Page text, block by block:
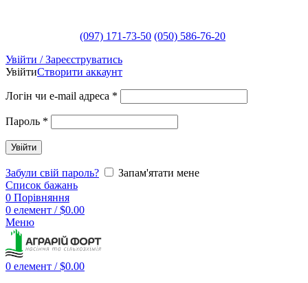
(097) 171-73-50 (050) 586-76-20
Увійти / Зареєструватись
УвійтиСтворити аккаунт
Логін чи e-mail адреса *
Пароль *
Увійти
Забули свій пароль?
Запам'ятати мене
Список бажань
0 Порівняння
0 елемент / $0.00
Меню
0 елемент / $0.00